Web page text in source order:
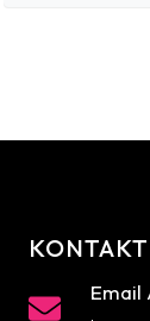
Email